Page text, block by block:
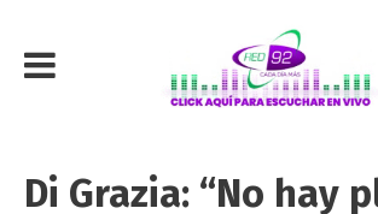
Di Grazia: “No hay